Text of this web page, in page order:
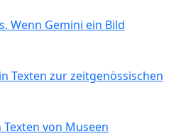
Wenn Gemini ein Bild
Texten zur zeitgenössischen
von Museen